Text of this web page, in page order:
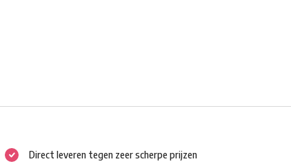
Direct leveren tegen zeer scherpe prijzen